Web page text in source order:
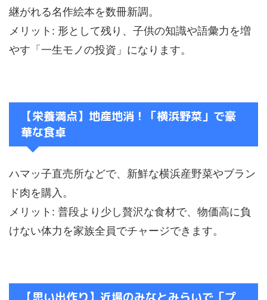
継がれる名作絵本を数冊新調。
メリット: 形として残り、子供の知識や語彙力を増
やす「一生モノの投資」になります。
【栄養満点】地産地消！「横浜野菜」で豪
華な食卓
ハマッ子直売所などで、新鮮な横浜産野菜やブラン
ド肉を購入。
メリット: 普段より少し贅沢な食材で、物価高に負
けない体力を家族全員でチャージできます。